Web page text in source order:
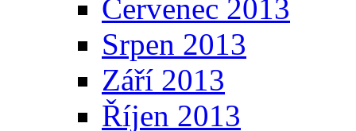
Červenec 2013
Srpen 2013
Září 2013
Říjen 2013